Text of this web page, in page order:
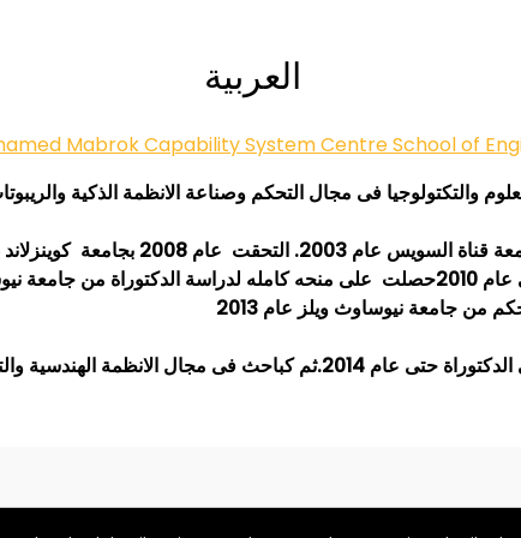
العربية
تخرجت من كلية العلوم قسم الرياضيات
حصلت علية عام 2009 فى فيزياء ميكانيكا الكم. فى عام 2010حصلت على منحه كامله
فى جامعة نيوساوث ويلز حتى عام 2015